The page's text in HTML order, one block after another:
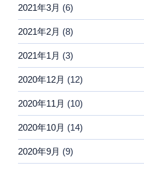
2021年3月 (6)
2021年2月 (8)
2021年1月 (3)
2020年12月 (12)
2020年11月 (10)
2020年10月 (14)
2020年9月 (9)